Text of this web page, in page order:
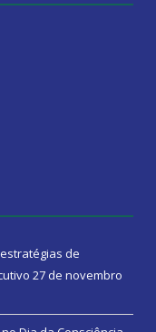
de
27 de novembro